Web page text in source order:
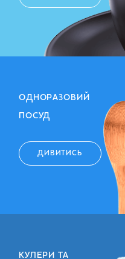
ОДНОРАЗОВИЙ
ПОСУД
ДИВИТИСЬ
КУЛЕРИ ТА